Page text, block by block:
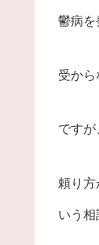
鬱病を
受から
ですが
頼り
いう相